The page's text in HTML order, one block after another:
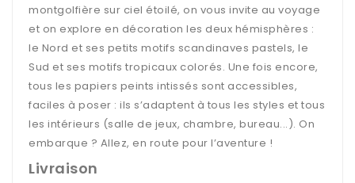
montgolfière sur ciel étoilé, on vous invite au voyage
et on explore en décoration les deux hémisphères :
le Nord et ses petits motifs scandinaves pastels, le
Sud et ses motifs tropicaux colorés. Une fois encore,
tous les papiers peints intissés sont accessibles,
faciles à poser : ils s’adaptent à tous les styles et tous
les intérieurs (salle de jeux, chambre, bureau...). On
embarque ? Allez, en route pour l’aventure !
Livraison